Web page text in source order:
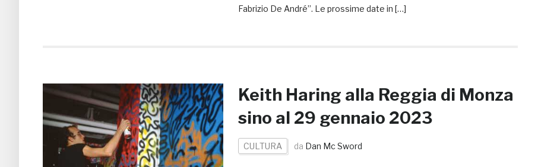
Fabrizio De André”. Le prossime date in […]
Keith Haring alla Reggia di Monza
sino al 29 gennaio 2023
CULTURA da Dan Mc Sword